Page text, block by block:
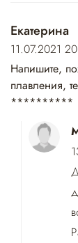
Екатерина
11.07.2021
Напишите,
плавления,
**********